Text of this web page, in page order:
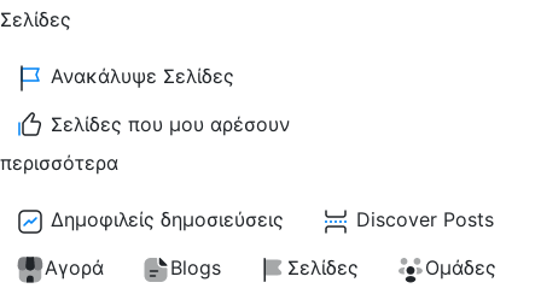
Σελίδες
Ανακάλυψε Σελίδες
Σελίδες που μου αρέσουν
περισσότερα
Δημοφιλείς δημοσιεύσεις
Discover Posts
Αγορά
Blogs Σελίδες Ομάδες